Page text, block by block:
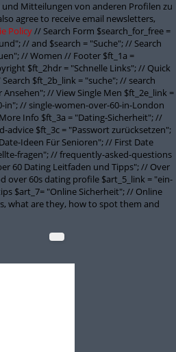
Mitteilungen von anderen Profilen zu
agree to receive email newsletters,
Policy// Search Form $search_for_free =
// and $search = "Suche"; // Search
// Women // Footer $ft_1a =
$ft_2hdr = "Schnelle Links"; // Quick
$ft_2b_link = "suche"; // search
// View Single Men $ft_2e_link =
in"; // single-women-over-60-in-London
Info $ft_3a = "Dating-Sicherheit"; //
$ft_3c = "Passwort zurücksetzen";
Ideen Für Senioren"; // First Date
fragen"; // frequently-asked-questions
60 Dating Leitfaden und Tipps"; // Over
over 60s dating profile $art_5_link = "ein-
$art_7= "Online Sicherheit"; // Online
what are they, how to spot them and